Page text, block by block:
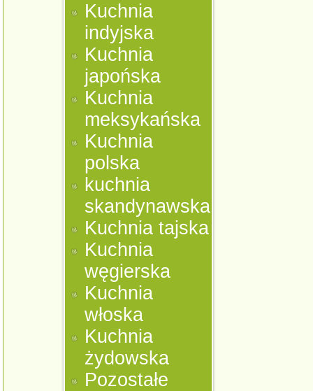
Kuchnia
indyjska
Kuchnia
japońska
Kuchnia
meksykańska
Kuchnia
polska
kuchnia
skandynawska
Kuchnia tajska
Kuchnia
węgierska
Kuchnia
włoska
Kuchnia
żydowska
Pozostałe